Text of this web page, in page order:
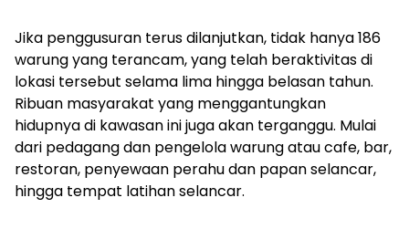
Jika penggusuran terus dilanjutkan, tidak hanya 186
warung yang terancam, yang telah beraktivitas di
lokasi tersebut selama lima hingga belasan tahun.
Ribuan masyarakat yang menggantungkan
hidupnya di kawasan ini juga akan terganggu. Mulai
dari pedagang dan pengelola warung atau cafe, bar,
restoran, penyewaan perahu dan papan selancar,
hingga tempat latihan selancar.